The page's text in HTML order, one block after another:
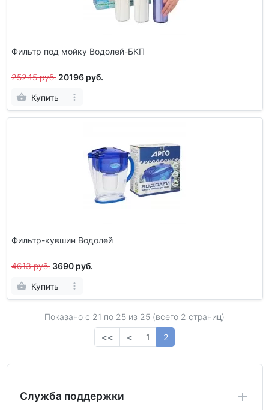
Фильтр под мойку Водолей-БКП
25245 руб. 20196 руб.
Купить
Фильтр-кувшин Водолей
4613 руб. 3690 руб.
Купить
Показано с 21 по 25 из 25 (всего 2 страниц)
<<
< 1 2
Служба поддержки